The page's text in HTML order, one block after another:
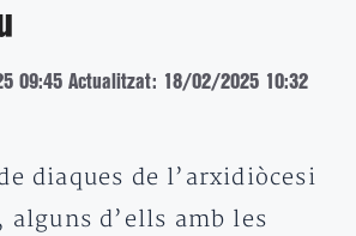
09:45 Actualitzat: 18/02/2025 10:32
diaques de l’arxidiòcesi
alguns d’ells amb les